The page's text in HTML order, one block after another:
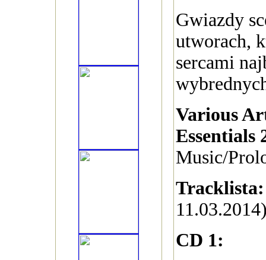
Gwiazdy
utworach,
sercami
Various
Essentials
Music/
Tracklista:
CD 1: